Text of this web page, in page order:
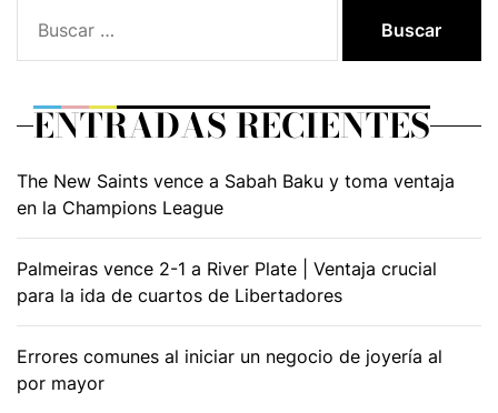
ENTRADAS RECIENTES
The New Saints vence a Sabah Baku y toma ventaja
en la Champions League
Palmeiras vence 2-1 a River Plate | Ventaja crucial
para la ida de cuartos de Libertadores
Errores comunes al iniciar un negocio de joyería al
por mayor